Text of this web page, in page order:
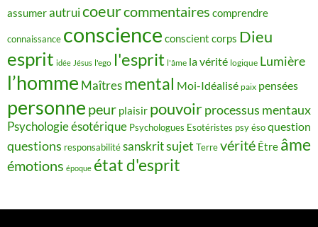
assumerautruicoeurcommentaires comprendre
connaissance conscience conscient corps Dieu
esprit idée Jésus l'ego l'esprit l'âme la vérité logique Lumière
l’homme Maîtres mental Moi-Idéalisé paix pensées
personne peur plaisir pouvoirprocessus mentaux
Psychologie ésotérique Psychologues Esotéristes psy ésoquestion
questions responsabilitésanskritsujet Terrevérité Être âme
émotions époque état d'esprit